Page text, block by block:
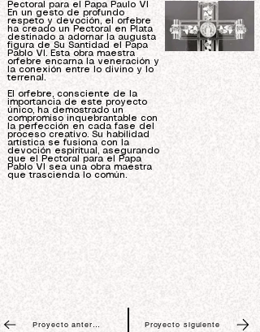
Pectoral para el Papa Paulo Vl
En un gesto de profundo
respeto y devoción, el orfebre
ha creado un Pectoral en Plata
destinado a adornar la augusta
figura de Su Santidad el Papa
Pablo VI. Esta obra maestra
orfebre encarna la veneración y
la conexión entre lo divino y lo
terrenal.
El orfebre, consciente de la
importancia de este proyecto
único, ha demostrado un
compromiso inquebrantable con
la perfección en cada fase del
proceso creativo. Su habilidad
artística se fusiona con la
devoción espiritual, asegurando
que el Pectoral para el Papa
Pablo VI sea una obra maestra
que trascienda lo común.
Proyecto anterior Proyecto siguiente